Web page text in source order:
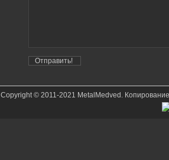
Copyright © 2011-2021 MetalMedved.